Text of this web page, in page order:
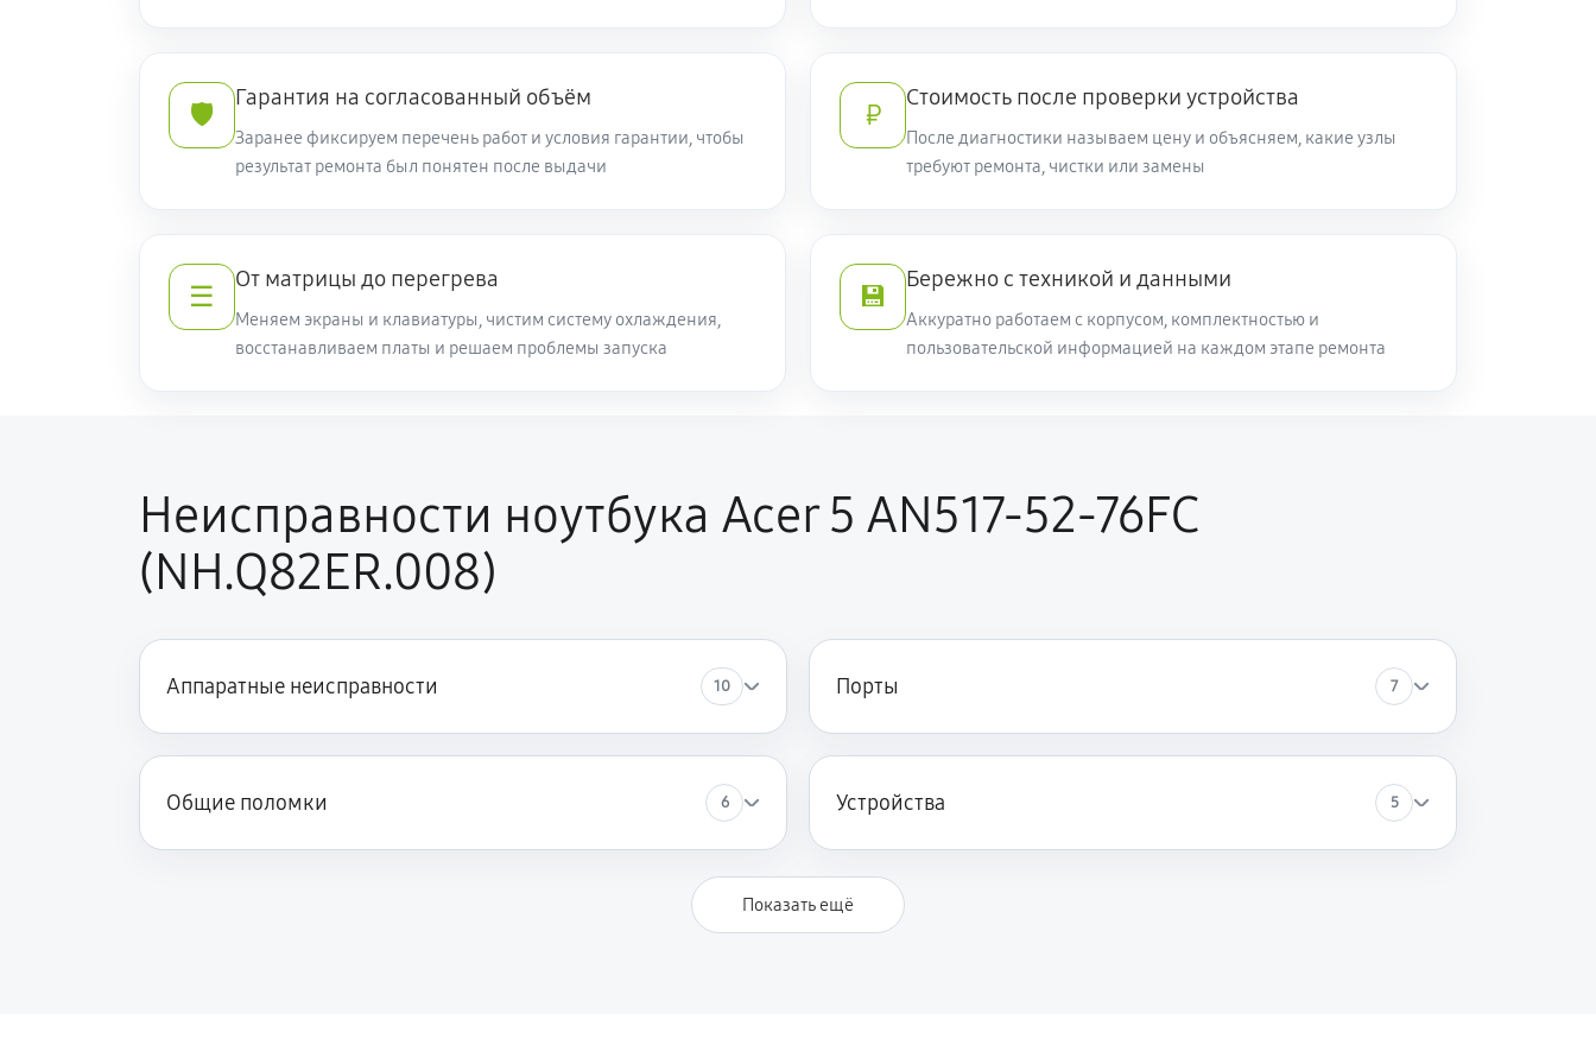
560 руб
Ремонт цепей питания 2130 руб
Ремонт разъема питания 720 руб 60 минут Заказать
Ремонт подсветки ноутбука Acer 5 AN517-52-76FC (NH.Q82ER.008)
Замена HDMI ноутбука Acer 5 AN517-52-76FC (NH.Q82ER.008) 420 руб Заказать
🛡️
Гарантия на согласованный объём
Заранее фиксируем перечень работ и условия гарантии, чтобы
результат ремонта был понятен после выдачи
₽
Стоимость после проверки устройства
После диагностики называем цену и объясняем, какие узлы
требуют ремонта, чистки или замены
☰
От матрицы до перегрева
Меняем экраны и клавиатуры, чистим систему охлаждения,
восстанавливаем платы и решаем проблемы запуска
💾
Бережно с техникой и данными
Аккуратно работаем с корпусом, комплектностью и
пользовательской информацией на каждом этапе ремонта
Неисправности ноутбука Acer 5 AN517-52-76FC
(NH.Q82ER.008)
Аппаратные неисправности 10 Порты 7
Общие поломки 6 Устройства 5
Показать ещё